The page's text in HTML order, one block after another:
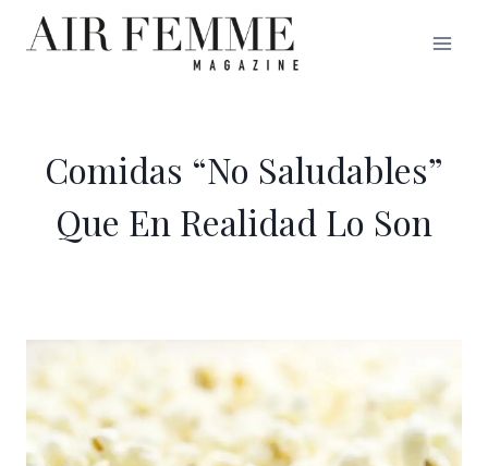
Saltar
Comidas “No Saludables”
Que En Realidad Lo Son